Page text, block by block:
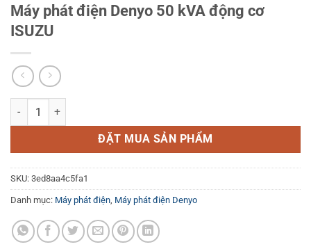
Máy phát điện Denyo 50 kVA động cơ
ISUZU
Máy phát điện Denyo 50 kVA động cơ ISUZU số lượng
ĐẶT MUA SẢN PHẨM
SKU: 3ed8aa4c5fa1
Danh mục: Máy phát điện, Máy phát điện Denyo